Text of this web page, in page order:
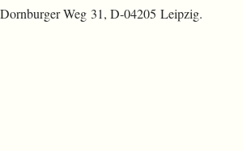
Weg 31, D-04205 Leipzig.